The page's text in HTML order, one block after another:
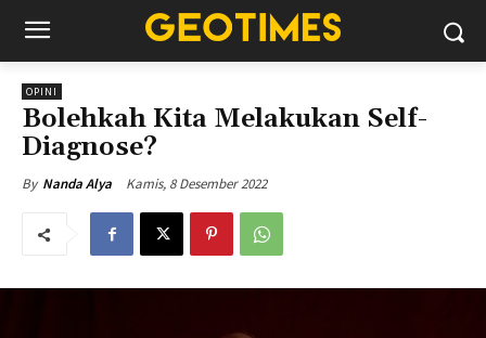
OPINI
Bolehkah Kita Melakukan Self-
Diagnose?
By Nanda Alya Kamis, 8 Desember 2022